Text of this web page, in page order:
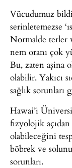
Vücudumuz
serinletemezse
Normalde terler
nem oranı çok
Bu, zaten aşina
olabilir. Yakıcı
sağlık sorunları
Hawai’i
fizyolojik açıdan
olabileceğini
böbrek ve
sorunları.